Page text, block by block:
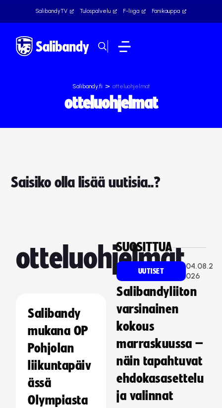
SalibandyTV Tulospalvelu F-liiga Fanikauppa
Salibandy.fi > otteluohjelmat
otteluohjelmat
Saisiko olla lisää uutisia..?
otteluohjelmat
Salibandy
mukana OP
Pohjolan
liikuntapäiv
ässä
Olympiasta
SUOSITTUA
UUTISET
04.08.2
026
Salibandyliiton
varsinainen
kokous
marraskuussa –
näin tapahtuvat
ehdokasasettelu
ja valinnat